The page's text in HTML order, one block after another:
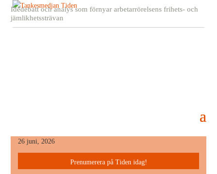
Idédebatt och analys som förnyar arbetarrörelsens frihets- och
jämlikhetssträvan
26 juni, 2026
Prenumerera på Tiden idag!